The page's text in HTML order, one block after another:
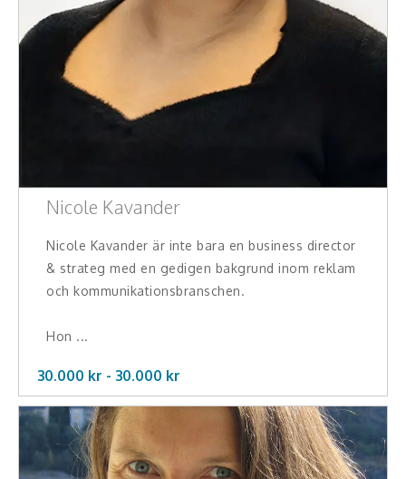
Humoristiska föredrag
Ljus och belysning
Komiker
Something a Little Different
Affärsnytta
Framtid, trender
Försäljning, marknadsföring, service,
Nicole Kavander
Nicole Kavander är inte bara en business director
& strateg med en gedigen bakgrund inom reklam
och kommunikationsbranschen.
Hon ...
30.000 kr - 30.000 kr